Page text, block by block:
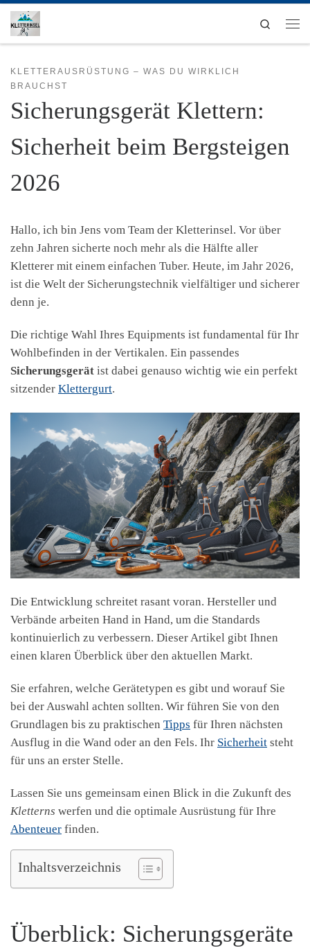
Zum Inhalt springen
Search
KLETTERAUSRÜSTUNG – WAS DU WIRKLICH
BRAUCHST
Sicherungsgerät Klettern:
Sicherheit beim Bergsteigen
2026
Hallo, ich bin Jens vom Team der Kletterinsel. Vor über
zehn Jahren sicherte noch mehr als die Hälfte aller
Kletterer mit einem einfachen Tuber. Heute, im Jahr 2026,
ist die Welt der Sicherungstechnik vielfältiger und sicherer
denn je.
Die richtige Wahl Ihres Equipments ist fundamental für Ihr
Wohlbefinden in der Vertikalen. Ein passendes
Sicherungsgerät ist dabei genauso wichtig wie ein perfekt
sitzender Klettergurt.
Die Entwicklung schreitet rasant voran. Hersteller und
Verbände arbeiten Hand in Hand, um die Standards
kontinuierlich zu verbessern. Dieser Artikel gibt Ihnen
einen klaren Überblick über den aktuellen Markt.
Sie erfahren, welche Gerätetypen es gibt und worauf Sie
bei der Auswahl achten sollten. Wir führen Sie von den
Grundlagen bis zu praktischen Tipps für Ihren nächsten
Ausflug in die Wand oder an den Fels. Ihr Sicherheit steht
für uns an erster Stelle.
Lassen Sie uns gemeinsam einen Blick in die Zukunft des
Kletterns werfen und die optimale Ausrüstung für Ihre
Abenteuer finden.
Inhaltsverzeichnis
Überblick: Sicherungsgeräte